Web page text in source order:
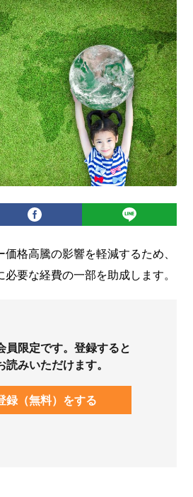
会員登録
ログイン
格高騰の影響を軽減するため、
要な経費の一部を助成します。
員限定です。登録すると
読みいただけます。
録（無料）をする